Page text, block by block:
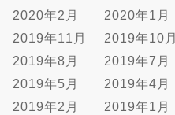
2020年2月
2020年1月
2019年11月
2019年10月
2019年8月
2019年7月
2019年5月
2019年4月
2019年2月
2019年1月